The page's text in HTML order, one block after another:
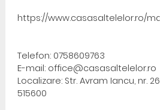
https://www.casasaltelelor.ro/
Telefon: 0758609763
E-mail: office@casasaltelelor.ro
Localizare: Str. Avram Iancu, nr.
515600